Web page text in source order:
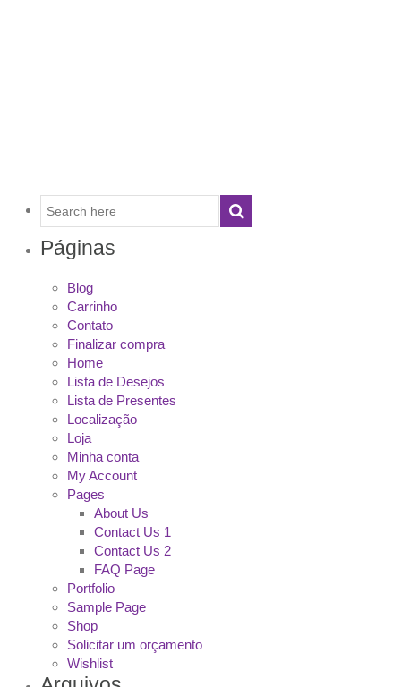
Páginas
Blog
Carrinho
Contato
Finalizar compra
Home
Lista de Desejos
Lista de Presentes
Localização
Loja
Minha conta
My Account
Pages
About Us
Contact Us 1
Contact Us 2
FAQ Page
Portfolio
Sample Page
Shop
Solicitar um orçamento
Wishlist